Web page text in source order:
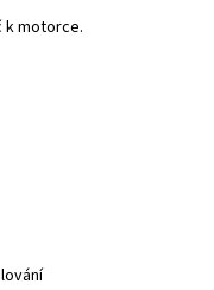
k motorce.